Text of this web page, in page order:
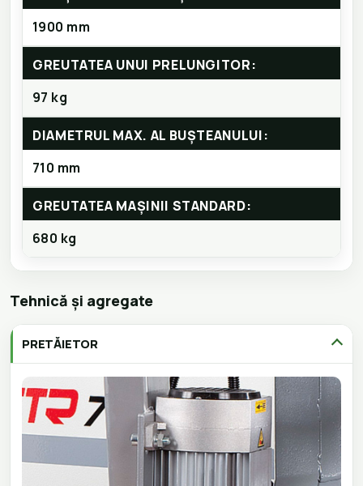
1900 mm
GREUTATEA UNUI PRELUNGITOR:
97 kg
DIAMETRUL MAX. AL BUȘTEANULUI:
710 mm
GREUTATEA MAȘINII STANDARD:
680 kg
Tehnică și agregate
PRETĂIETOR